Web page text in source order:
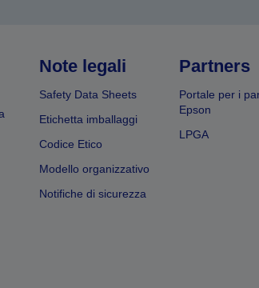
Note legali
Safety Data Sheets
Etichetta imballaggi
Codice Etico
Modello organizzativo
Notifiche di sicurezza
Partners
Portale per i
Epson
LPGA